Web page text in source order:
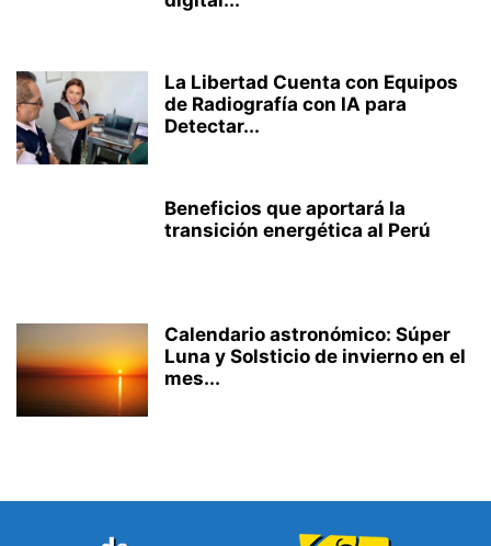
La Libertad Cuenta con Equipos
de Radiografía con IA para
Detectar...
Beneficios que aportará la
transición energética al Perú
Calendario astronómico: Súper
Luna y Solsticio de invierno en el
mes...